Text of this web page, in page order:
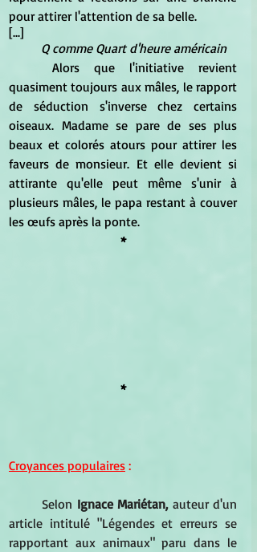
pour attirer l'attention de sa belle.
[...]
Q comme Quart d'heure américain
quasiment toujours aux mâles, le rapport
de séduction s'inverse chez certains
oiseaux. Madame se pare de ses plus
beaux et colorés atours pour attirer les
faveurs de monsieur. Et elle devient si
attirante qu'elle peut même s'unir à
plusieurs mâles, le papa restant à couver
les œufs après la ponte.
*
*
Croyances populaires :
Selon Ignace Mariétan, auteur d'un
article intitulé "Légendes et erreurs se